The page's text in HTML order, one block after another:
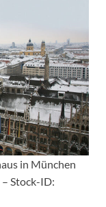
in München
Stock-ID: